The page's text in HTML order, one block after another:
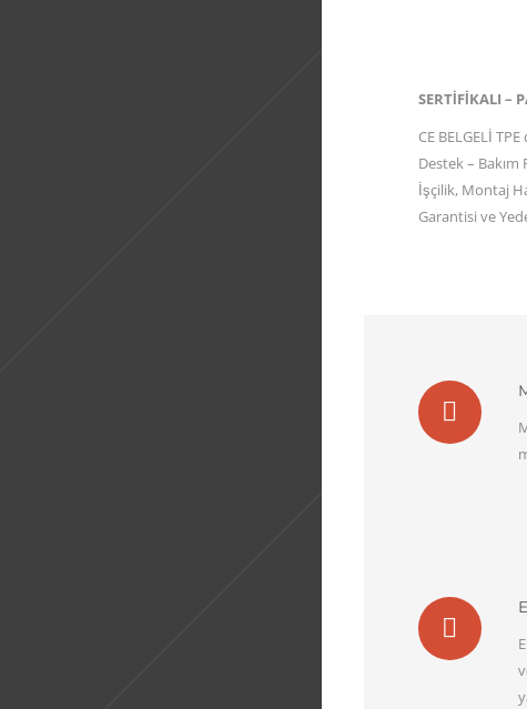
SERTİFİKALI –
CE BELGELİ
Destek –
İşçilik, Montaj
Garantisi ve